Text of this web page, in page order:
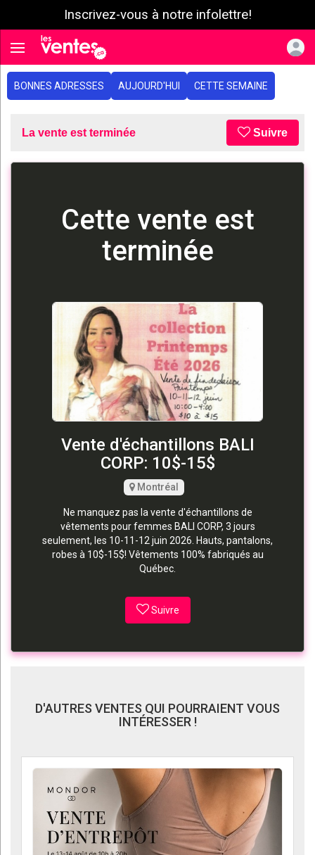
Inscrivez-vous à notre infolettre!
Toggle navigation
BONNES ADRESSES AUJOURD'HUI CETTE SEMAINE
La vente est terminée Suivre
Cette vente est
terminée
Vente d'échantillons BALI
CORP: 10$-15$
Montréal
Ne manquez pas la vente d'échantillons de
vêtements pour femmes BALI CORP, 3 jours
seulement, les 10-11-12 juin 2026. Hauts, pantalons,
robes à 10$-15$! Vêtements 100% fabriqués au
Québec.
Suivre
D'AUTRES VENTES QUI POURRAIENT VOUS
INTÉRESSER !